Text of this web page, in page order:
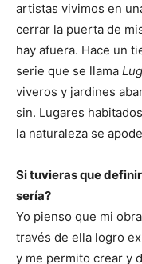
artistas vivimos en
cerrar la puerta de
hay afuera. Hace un
serie que se llama
viveros y jardines
sin. Lugares
la naturaleza se
Si tuvieras que
sería?
Yo pienso que mi
través de ella logro
y me permito crear y